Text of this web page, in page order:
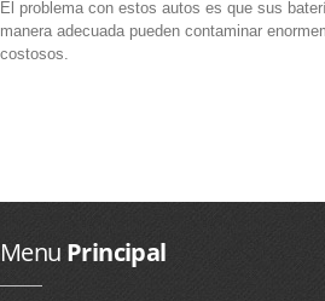
El problema con estos autos es que sus
manera adecuada pueden contaminar
costosos.
Menu Principal